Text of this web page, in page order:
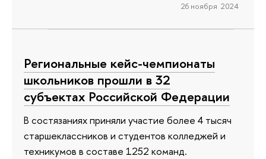
26 ноября 2024
Региональные кейс-чемпионаты
школьников прошли в 32
субъектах Российской Федерации
В состязаниях приняли участие более 4 тысяч
старшеклассников и студентов колледжей и
техникумов в составе 1252 команд.